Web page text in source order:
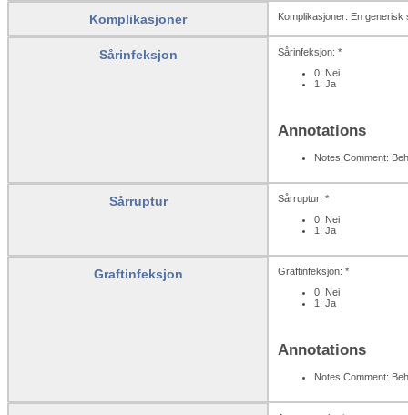
Komplikasjoner Komplikasjoner: En
Sårinfeksjon
Sårinfeksjon: *
0: Nei
1: Ja
Annotations
Notes.Comment:
Sårruptur
Sårruptur: *
0: Nei
1: Ja
Graftinfeksjon
Graftinfeksjon: *
0: Nei
1: Ja
Annotations
Notes.Comment: